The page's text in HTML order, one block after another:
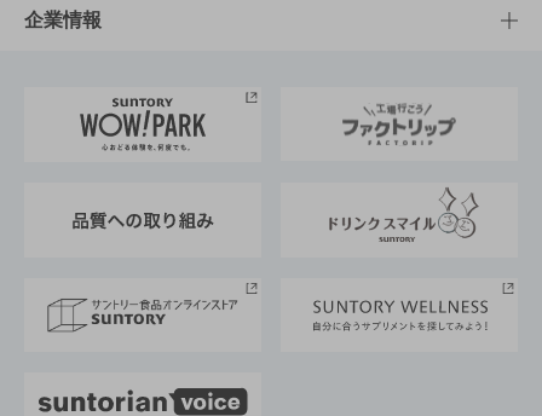
栄養成分一覧
工場見学
地域情報
サントリーホール
サントリーサンバーズ大阪
サステナビリティTOP
サントリーが考えるサステナビリティ経営
企業情報
企業概要
採用情報